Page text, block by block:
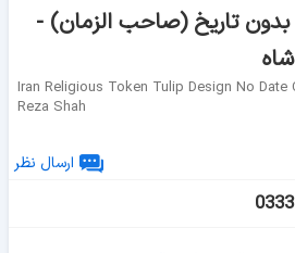
تاریخ (صاحب الزمان) -
Iran Religious Token Tulip Design No
Reza Shah
ارسال نظر